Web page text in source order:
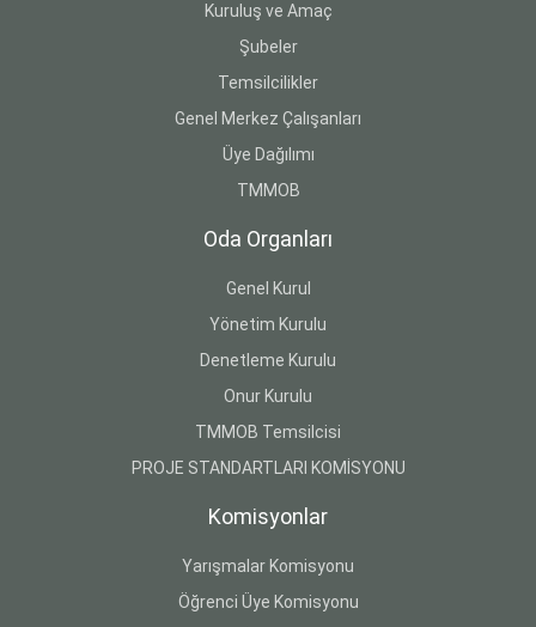
Kuruluş ve Amaç
Şubeler
Temsilcilikler
Genel Merkez Çalışanları
Üye Dağılımı
TMMOB
Oda Organları
Genel Kurul
Yönetim Kurulu
Denetleme Kurulu
Onur Kurulu
TMMOB Temsilcisi
PROJE STANDARTLARI KOMİSYONU
Komisyonlar
Yarışmalar Komisyonu
Öğrenci Üye Komisyonu